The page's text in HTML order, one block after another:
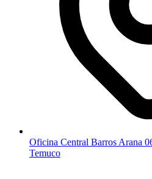
Oficina Central Barros Arana
Temuco